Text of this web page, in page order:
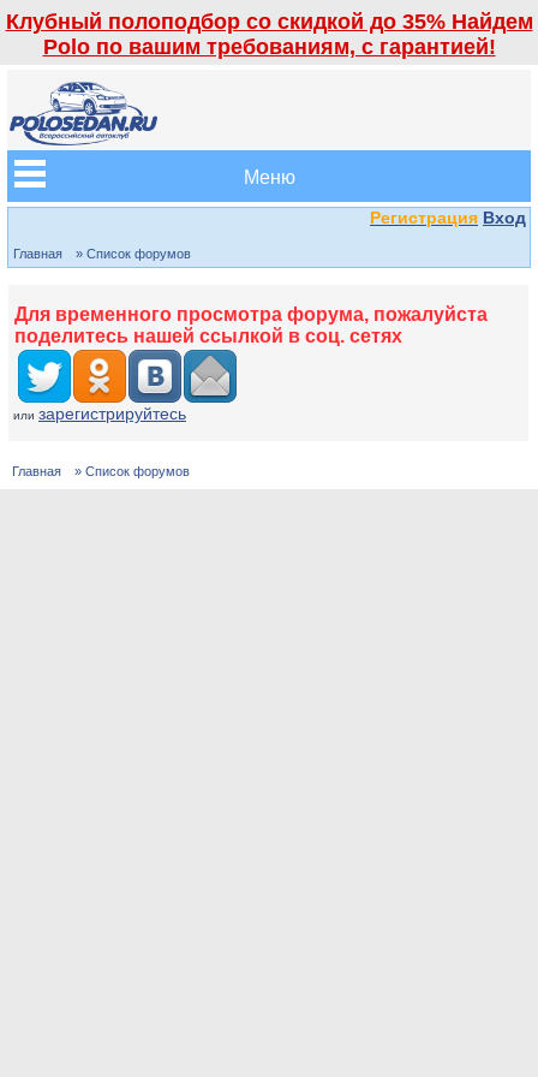
Клубный полоподбор со скидкой до 35% Найдем
Polo по вашим требованиям, с гарантией!
Меню
Регистрация Вход
Главная » Список форумов
Для временного просмотра форума, пожалуйста
поделитесь нашей ссылкой в соц. сетях
или зарегистрируйтесь
Главная » Список форумов